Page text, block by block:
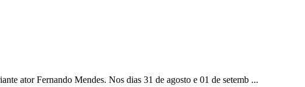
ator Fernando Mendes. Nos dias 31 de agosto e 01 de setemb ...